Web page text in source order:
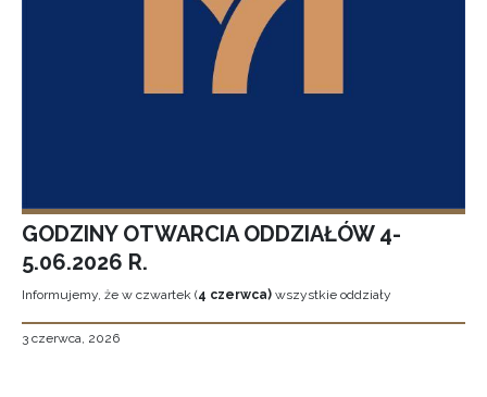
GODZINY OTWARCIA ODDZIAŁÓW 4-
5.06.2026 R.
Informujemy, że w czwartek (4 czerwca) wszystkie oddziały
3 czerwca, 2026